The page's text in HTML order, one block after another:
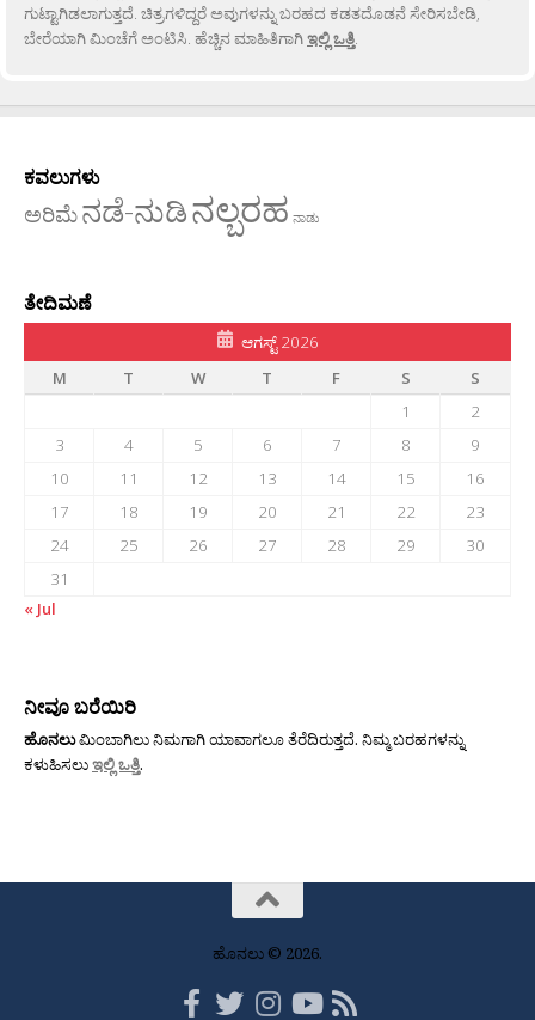
ಗುಟ್ಟಾಗಿಡಲಾಗುತ್ತದೆ. ಚಿತ್ರಗಳಿದ್ದರೆ ಅವುಗಳನ್ನು ಬರಹದ ಕಡತದೊಡನೆ ಸೇರಿಸಬೇಡಿ,
ಬೇರೆಯಾಗಿ ಮಿಂಚೆಗೆ ಅಂಟಿಸಿ. ಹೆಚ್ಚಿನ ಮಾಹಿತಿಗಾಗಿಇಲ್ಲಿ ಒತ್ತಿ.
ಕವಲುಗಳು
ಅರಿಮೆನಡೆ-ನುಡಿನಲ್ಬರಹ ನಾಡು
ತೇದಿಮಣೆ
ಆಗಸ್ಟ್ 2026
M
T W T F S
S
1
2
3
4 5 6 7 8
9
10
11 12 13 14 15
16
17
18 19 20 21 22
23
24
25 26 27 28 29
30
31
« Jul
ನೀವೂ ಬರೆಯಿರಿ
ಹೊನಲುಮಿಂಬಾಗಿಲು ನಿಮಗಾಗಿ ಯಾವಾಗಲೂ ತೆರೆದಿರುತ್ತದೆ. ನಿಮ್ಮ ಬರಹಗಳನ್ನು
ಕಳುಹಿಸಲುಇಲ್ಲಿ ಒತ್ತಿ.
ಹೊನಲು © 2026.